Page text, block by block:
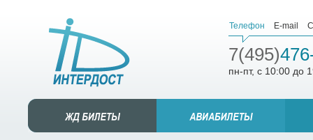
Телефон E-mail
7(495)
пн-пт, с 10:00 до